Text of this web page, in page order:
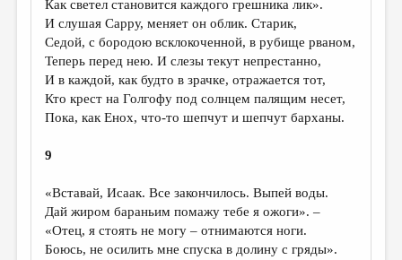
Как светел становится каждого грешника лик».
И слушая Сарру, меняет он облик. Старик,
Седой, с бородою всклокоченной, в рубище рваном,
Теперь перед нею. И слезы текут непрестанно,
И в каждой, как будто в зрачке, отражается тот,
Кто крест на Голгофу под солнцем палящим несет,
Пока, как Енох, что-то шепчут и шепчут барханы.
9
«Вставай, Исаак. Все закончилось. Выпей воды.
Дай жиром бараньим помажу тебе я ожоги». –
«Отец, я стоять не могу – отнимаются ноги.
Боюсь, не осилить мне спуска в долину с гряды».